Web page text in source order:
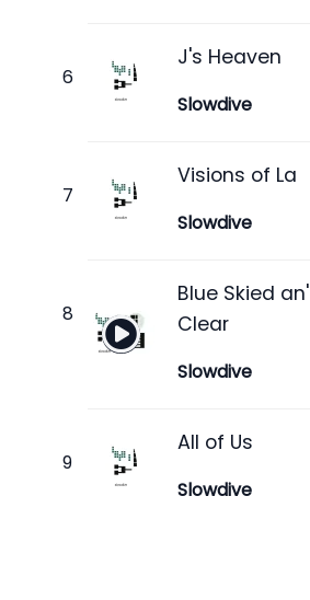
J's Heaven
Slowdive
Visions of La
Slowdive
Blue Skied an'
Clear
Slowdive
All of Us
Slowdive